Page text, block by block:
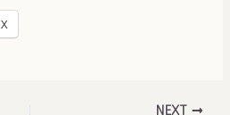
X
NEXT